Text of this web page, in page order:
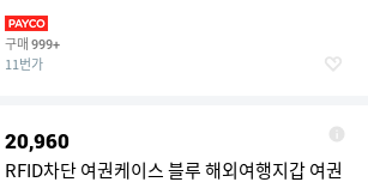
구매 999+
11번가
20,960
RFID차단 여권케이스 블루 해외여행지갑 여권